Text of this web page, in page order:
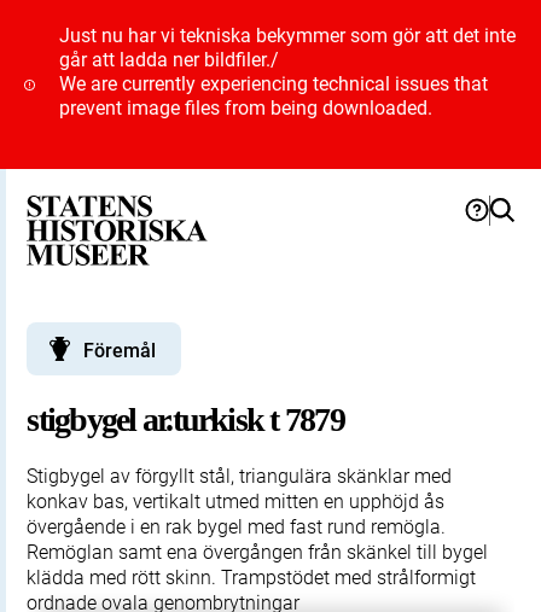
Just nu har vi tekniska bekymmer som gör att det inte
går att ladda ner bildfiler./
We are currently experiencing technical issues that
prevent image files from being downloaded.
Föremål
stigbygel ar.turkisk t 7879
Stigbygel av förgyllt stål, triangulära skänklar med
konkav bas, vertikalt utmed mitten en upphöjd ås
övergående i en rak bygel med fast rund remögla.
Remöglan samt ena övergången från skänkel till bygel
klädda med rött skinn. Trampstödet med strålformigt
ordnade ovala genombrytningar